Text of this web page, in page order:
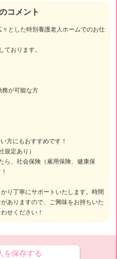
コメント
とした特別養護老人ホームでのお仕
ております。
務が可能な方
方にもおすすめです！
規定あり）
ら、社会保険（雇用保険、健康保
り丁寧にサポートいたします。時間
ありますので、ご興味をお持ちいた
せください！
保存する